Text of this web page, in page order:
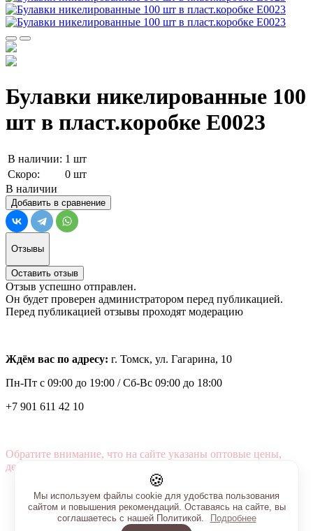
Булавки никелированные 100
шт в пласт.коробке Е0023
В наличии: 1 шт
Скоро:
0 шт
В наличии
Добавить в сравнение
Отзывы
Оставить отзыв
Отзыв успешно отправлен.
Он будет проверен администратором перед публикацией.
Перед публикацией отзывы проходят модерацию
Ждём вас по адресу: г. Томск, ул. Гагарина, 10
Пн-Пт с 09:00 до 19:00 /Сб-Вс 09:00 до 18:00
+7 901 611 42 10
Обратите внимание, что на сайте указаны оптовые цены,
действующие при первом заказе от 3000 рублей.
🍪
Мы используем файлы cookie для удобства пользования
сайтом и повышения рекомендаций. Оставаясь на сайте, вы
соглашаетесь с нашей Политикой.
Подробнее